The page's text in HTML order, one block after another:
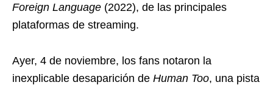
Foreign Language (2022), de las principales
plataformas de streaming.
Ayer, 4 de noviembre, los fans notaron la
inexplicable desaparición de Human Too, una pista